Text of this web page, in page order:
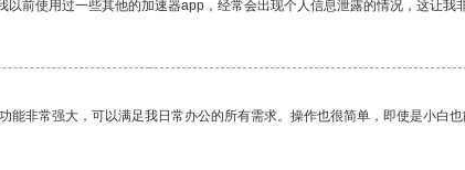
前使用过一些其他的加速器app，经常会出现个人信息泄露的情况，这让我
非常强大，可以满足我日常办公的所有需求。操作也很简单，即使是小白也